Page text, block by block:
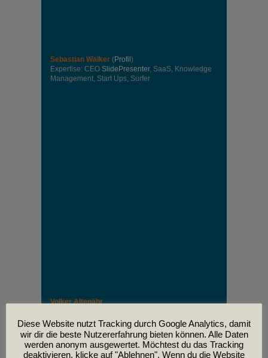
Sebastian Walker (Profil )
Expertise: CEO SlidePresenter, SaaS, Knowledge
Management, Start Ups, Surfer
Volker Altenähr
leider am
30. April im Alter von 81 Jahren verstorben.
Diese Website nutzt Tracking durch Google Analytics, damit
wir dir die beste Nutzererfahrung bieten können. Alle Daten
werden anonym ausgewertet. Möchtest du das Tracking
deaktivieren, klicke auf "Ablehnen". Wenn du die Website